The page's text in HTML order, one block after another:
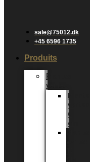
sale@75012.dk
+45 6596 1735
Produits
Plantes
vertes
Plantes
vertes
6
cm